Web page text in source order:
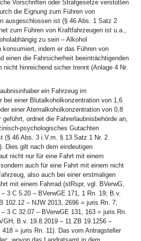
Vorschriften oder Strafgesetze verstoßen
die Eignung zum Führen von
ausgeschlossen ist (§ 46 Abs. 1 Satz 2
zum Führen von Kraftfahrzeugen ist u.a.,
zu sein – Alkohol
konsumiert, indem er das Führen von
einen die Fahrsicherheit beeinträchtigenden
nicht hinreichend sicher trennt (Anlage 4 Nr.
ein Fahrzeug im
bei einer Blutalkoholkonzentration von 1,6
einer Atemalkoholkonzentration von 0,8
geführt, ordnet die Fahrerlaubnisbehörde an,
psychologisches Gutachten
(§ 46 Abs. 3 i.V.m. § 13 Satz 1 Nr. 2
Dies gilt nach dem eindeutigen
nicht nur für eine Fahrt mit einem
auch für eine Fahrt mit einem nicht
also auch bei einer erstmaligen
mit einem Fahrrad (stRspr, vgl. BVerwG,
3 C 5.20 – BVerwGE 171, 1 Rn. 19; B.v.
102.12 – NJW 2013, 2696 = juris Rn. 7;
3 C 32.07 – BVerwGE 131, 163 = juris Rn.
B.v. 19.8.2019 – 11 ZB 19.1256 –
418 = juris Rn. 11). Das vom Antragsteller